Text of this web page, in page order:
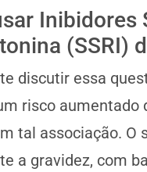
Inibidores
(SSRI)
discutir essa
risco aumentado
tal associação. O
a gravidez, com